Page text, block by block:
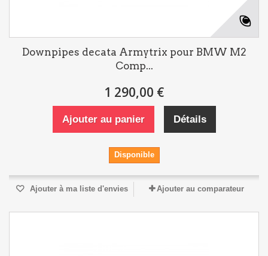
Downpipes decata Armytrix pour BMW M2
Comp...
1 290,00 €
Ajouter au panier Détails
Disponible
Ajouter à ma liste d'envies Ajouter au comparateur